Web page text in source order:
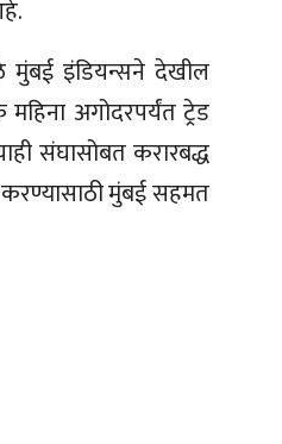
मुंबई इंडियन्सने देखील
अगोदरपर्यंत ट्रेड
संघासोबत करारबद्ध
करण्यासाठी मुंबई सहमत